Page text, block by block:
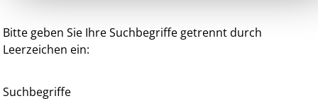
Bitte geben Sie Ihre Suchbegriffe getrennt durch
Leerzeichen ein:
Suchbegriffe